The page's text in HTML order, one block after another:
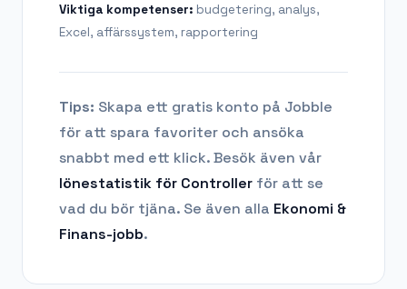
Viktiga kompetenser: budgetering, analys,
Excel, affärssystem, rapportering
Tips: Skapa ett gratis konto på Jobble
för att spara favoriter och ansöka
snabbt med ett klick. Besök även vår
lönestatistik för Controller för att se
vad du bör tjäna. Se även alla Ekonomi &
Finans-jobb.